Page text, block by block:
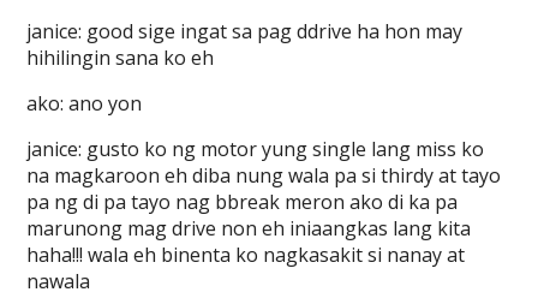
janice: good sige ingat sa pag ddrive ha hon may
hihilingin sana ko eh
ako: ano yon
janice: gusto ko ng motor yung single lang miss ko
na magkaroon eh diba nung wala pa si thirdy at tayo
pa ng di pa tayo nag bbreak meron ako di ka pa
marunong mag drive non eh iniaangkas lang kita
haha!!! wala eh binenta ko nagkasakit si nanay at
nawala